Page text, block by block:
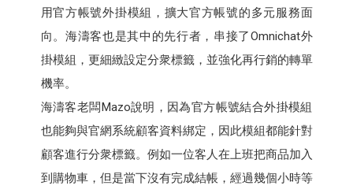
用官方帳號外掛模組，擴大官方帳號的多元服務面
向。海濤客也是其中的先行者，串接了Omnichat外
掛模組，更細緻設定分衆標籤，並強化再行銷的轉單
機率。
海濤客老闆Mazo說明，因為官方帳號結合外掛模組
也能夠與官網系統顧客資料綁定，因此模組都能針對
顧客進行分衆標籤。例如一位客人在上班把商品加入
到購物車，但是當下沒有完成結帳，經過幾個小時等